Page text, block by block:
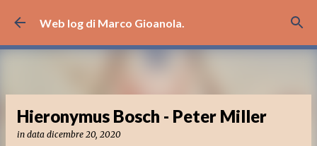
Passa ai contenuti principali
Web log di Marco Gioanola.
Hieronymus Bosch - Peter Miller
in data dicembre 20, 2020